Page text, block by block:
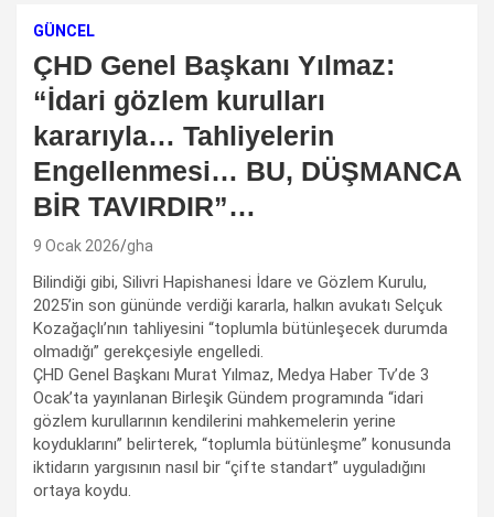
GÜNCEL
ÇHD Genel Başkanı Yılmaz:
“İdari gözlem kurulları
kararıyla… Tahliyelerin
Engellenmesi… BU, DÜŞMANCA
BİR TAVIRDIR”…
9 Ocak 2026 gha
Bilindiği gibi, Silivri Hapishanesi İdare ve Gözlem Kurulu,
2025’in son gününde verdiği kararla, halkın avukatı Selçuk
Kozağaçlı’nın tahliyesini “toplumla bütünleşecek durumda
olmadığı” gerekçesiyle engelledi.
ÇHD Genel Başkanı Murat Yılmaz, Medya Haber Tv’de 3
Ocak’ta yayınlanan Birleşik Gündem programında “idari
gözlem kurullarının kendilerini mahkemelerin yerine
koyduklarını” belirterek, “toplumla bütünleşme” konusunda
iktidarın yargısının nasıl bir “çifte standart” uyguladığını
ortaya koydu.